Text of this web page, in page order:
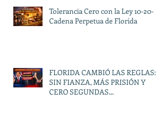
Tolerancia Cero con la Ley 10-20-
Cadena Perpetua de Florida
FLORIDA CAMBIÓ LAS REGLAS:
SIN FIANZA, MÁS PRISIÓN Y
CERO SEGUNDAS